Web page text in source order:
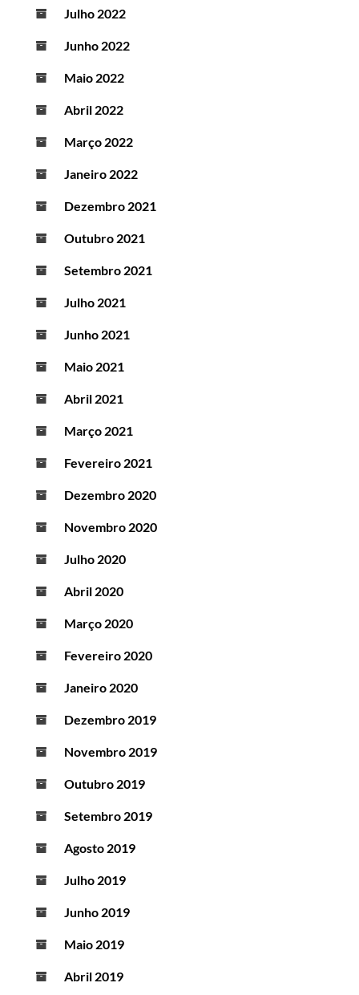
Julho 2022
Junho 2022
Maio 2022
Abril 2022
Março 2022
Janeiro 2022
Dezembro 2021
Outubro 2021
Setembro 2021
Julho 2021
Junho 2021
Maio 2021
Abril 2021
Março 2021
Fevereiro 2021
Dezembro 2020
Novembro 2020
Julho 2020
Abril 2020
Março 2020
Fevereiro 2020
Janeiro 2020
Dezembro 2019
Novembro 2019
Outubro 2019
Setembro 2019
Agosto 2019
Julho 2019
Junho 2019
Maio 2019
Abril 2019